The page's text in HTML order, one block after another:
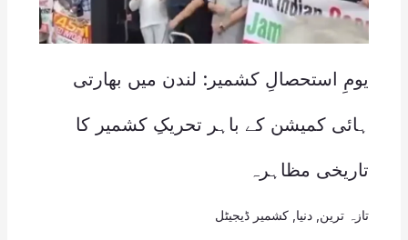
یومِ استحصالِ کشمیر: لندن میں بھارتی
ہائی کمیشن کے باہر تحریکِ کشمیر کا
تاریخی مظاہرہ
تازہ ترین دنیا کشمیر ڈیجیٹل